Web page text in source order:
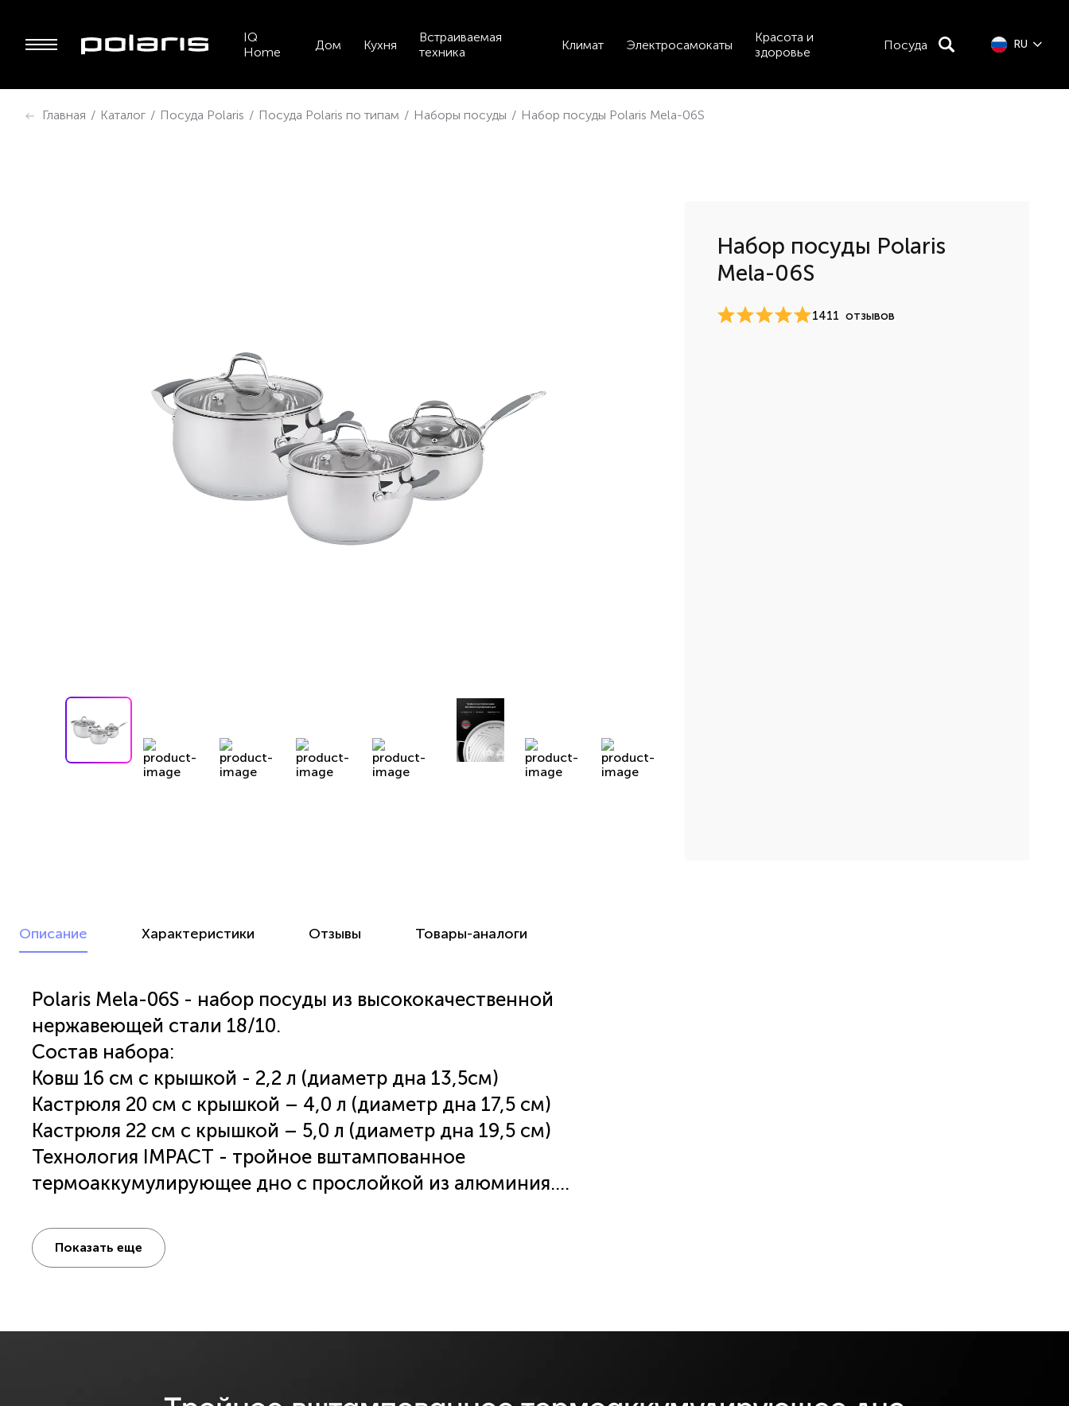
IQ
Home
Дом Кухня
Встраиваемая
техника
Климат Электросамокаты
Красота и
здоровье
Посуда RU
Главная / Каталог / Посуда Polaris / Посуда Polaris по типам / Наборы посуды / Набор посуды Polaris Mela-06S
Набор посуды Polaris
Mela-06S
1411 отзывов
Описание Характеристики Отзывы Товары-аналоги
Polaris Mela-06S - набор посуды из высококачественной
нержавеющей стали 18/10.
Состав набора:
Ковш 16 см с крышкой - 2,2 л (диаметр дна 13,5см)
Кастрюля 20 см с крышкой – 4,0 л (диаметр дна 17,5 см)
Кастрюля 22 см с крышкой – 5,0 л (диаметр дна 19,5 см)
Технология IMPACT - тройное вштампованное
термоаккумулирующее дно с прослойкой из алюминия.
Удобные стальные ручки с силиконовыми вставками не скользят в
руках.
уточните в инструкции к плите минимальный допустимый
Показать еще